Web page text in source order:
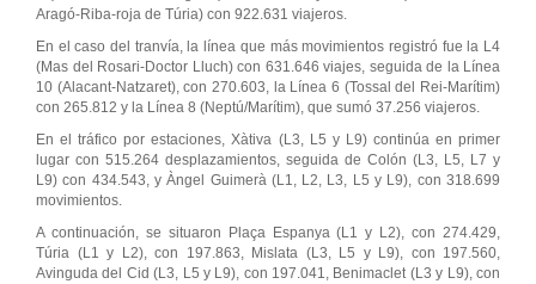
Aragó-Riba-roja de Túria) con 922.631 viajeros.
En el caso del tranvía, la línea que más movimientos registró fue la L4
(Mas del Rosari-Doctor Lluch) con 631.646 viajes, seguida de la Línea
10 (Alacant-Natzaret), con 270.603, la Línea 6 (Tossal del Rei-Marítim)
con 265.812 y la Línea 8 (Neptú/Marítim), que sumó 37.256 viajeros.
En el tráfico por estaciones, Xàtiva (L3, L5 y L9) continúa en primer
lugar con 515.264 desplazamientos, seguida de Colón (L3, L5, L7 y
L9) con 434.543, y Àngel Guimerà (L1, L2, L3, L5 y L9), con 318.699
movimientos.
A continuación, se situaron Plaça Espanya (L1 y L2), con 274.429,
Túria (L1 y L2), con 197.863, Mislata (L3, L5 y L9), con 197.560,
Avinguda del Cid (L3, L5 y L9), con 197.041, Benimaclet (L3 y L9), con